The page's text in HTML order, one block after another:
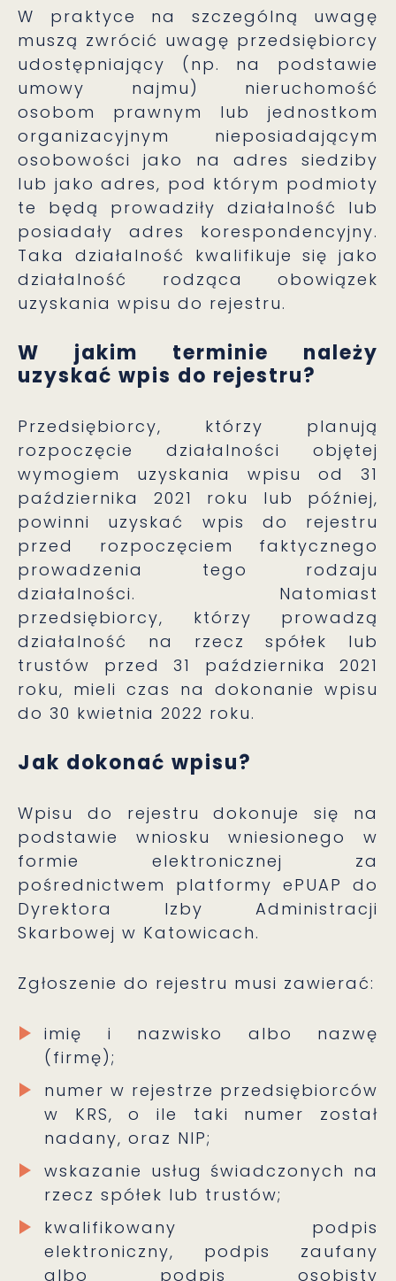
W praktyce na szczególną uwagę
muszą zwrócić uwagę przedsiębiorcy
udostępniający (np. na podstawie
umowy najmu) nieruchomość
osobom prawnym lub jednostkom
organizacyjnym nieposiadającym
osobowości jako na adres siedziby
lub jako adres, pod którym podmioty
te będą prowadziły działalność lub
posiadały adres korespondencyjny.
Taka działalność kwalifikuje się jako
działalność rodząca obowiązek
uzyskania wpisu do rejestru.
W jakim terminie należy
uzyskać wpis do rejestru?
Przedsiębiorcy, którzy planują
rozpoczęcie działalności objętej
wymogiem uzyskania wpisu od 31
października 2021 roku lub później,
powinni uzyskać wpis do rejestru
przed rozpoczęciem faktycznego
prowadzenia tego rodzaju
działalności. Natomiast
przedsiębiorcy, którzy prowadzą
działalność na rzecz spółek lub
trustów przed 31 października 2021
roku, mieli czas na dokonanie wpisu
do 30 kwietnia 2022 roku.
Jak dokonać wpisu?
Wpisu do rejestru dokonuje się na
podstawie wniosku wniesionego w
formie elektronicznej za
pośrednictwem platformy ePUAP do
Dyrektora Izby Administracji
Skarbowej w Katowicach.
Zgłoszenie do rejestru musi zawierać:
imię i nazwisko albo nazwę
(firmę);
numer w rejestrze przedsiębiorców
w KRS, o ile taki numer został
nadany, oraz NIP;
wskazanie usług świadczonych na
rzecz spółek lub trustów;
kwalifikowany podpis
elektroniczny, podpis zaufany
albo podpis osobisty